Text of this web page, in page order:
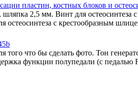
пластин, костных блоков и
2,5 мм. Винт для
с крестообразным
что бы сделать фото. Тон
функции полупедали (с педалью